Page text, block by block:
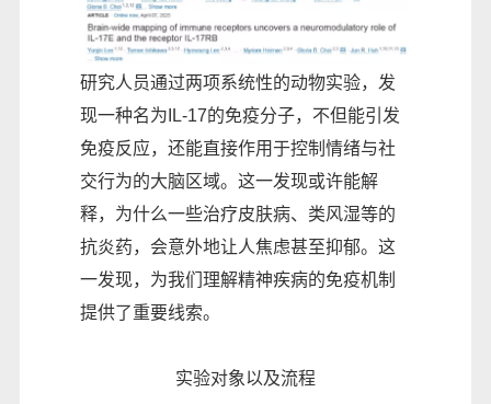
研究人员通过两项系统性的动物实验，发
现一种名为IL-17的免疫分子，不但能引发
免疫反应，还能直接作用于控制情绪与社
交行为的大脑区域。这一发现或许能解
释，为什么一些治疗皮肤病、类风湿等的
抗炎药，会意外地让人焦虑甚至抑郁。这
一发现，为我们理解精神疾病的免疫机制
提供了重要线索。
实验对象以及流程